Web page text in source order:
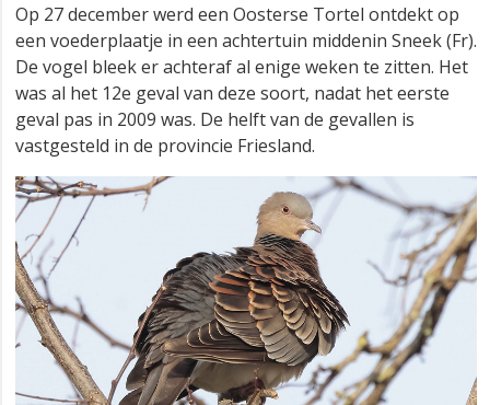
Op 27 december werd een Oosterse Tortel ontdekt op
een voederplaatje in een achtertuin middenin Sneek (Fr).
De vogel bleek er achteraf al enige weken te zitten. Het
was al het 12e geval van deze soort, nadat het eerste
geval pas in 2009 was. De helft van de gevallen is
vastgesteld in de provincie Friesland.